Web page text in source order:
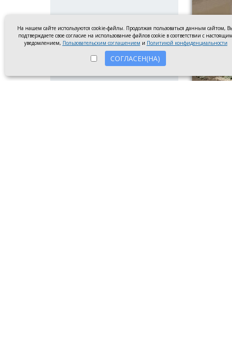
На нашем сайте используются cookie-файлы. Продолжая пользоваться данным сайтом,
подтверждаете свое согласие на использование файлов cookie в соответствии с настоящим
уведомлением, Пользовательским соглашением и Политикой конфиденциальности
СОГЛАСЕН(НА)